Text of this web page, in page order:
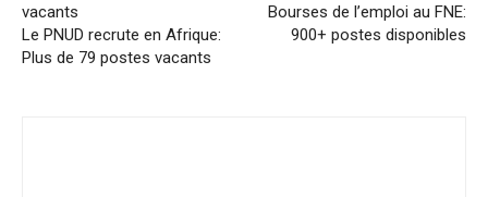
Le PNUD recrute en Afrique:
Plus de 79 postes vacants
Bourses de l’emploi au FNE:
900+ postes disponibles